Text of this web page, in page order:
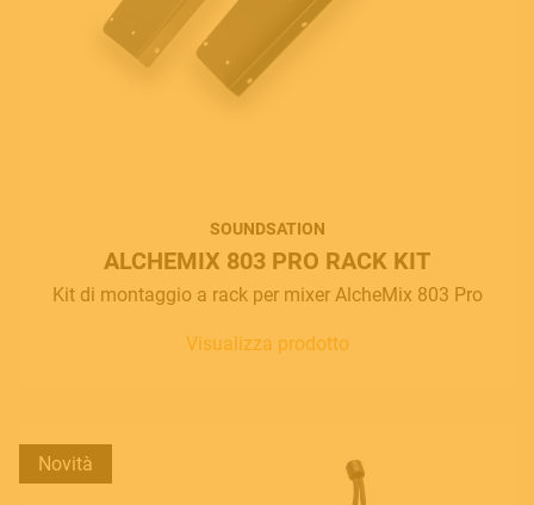
MUSICAL INSTRUMENTS
PRO AUDIO & LIGHT
ACCESSORIES
SOUNDSATION
ALCHEMIX 803 PRO RACK KIT
Kit di montaggio a rack per mixer AlcheMix 803 Pro
Visualizza prodotto
Novità